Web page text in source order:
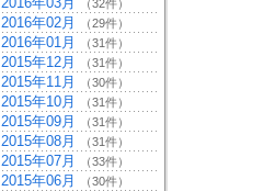
（32件）
2016年02月 （29件）
2016年01月 （31件）
2015年12月 （31件）
2015年11月 （30件）
2015年10月 （31件）
2015年09月 （31件）
2015年08月 （31件）
2015年07月 （33件）
2015年06月 （30件）